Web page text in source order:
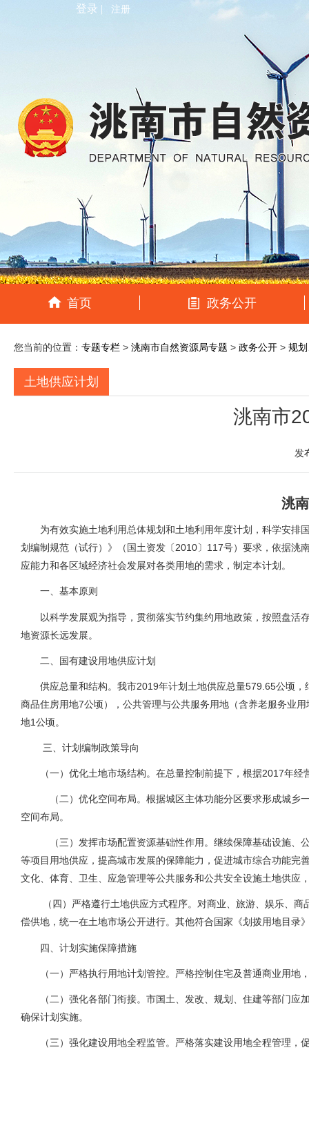
登录 | 注册
首页 政务公开
您当前的位置： 专题专栏 > 洮南市自然资源局专题 > 政务公开 > 规
土地供应计划
洮南市
发
洮
为有效实施土地利用总体规划和土地利用年度计划，科学安排
划编制规范（试行）》（国土资发〔2010〕 117号）要求，依据洮
应能力和各区域经济社会发展对各类用地的需求，制定本计划。
一、基本原则
以科学发展观为指导，贯彻落实节约集约用地政策，按照盘活
地资源长远发展。
二、国有建设用地供应计划
供应总量和结构。我市2019年计划土地供应总量579.65公顷，
商品住房用地7公顷），公共管理与公共服务用地（含养老服务业
地1公顷。
三、计划编制政策导向
（一）优化土地市场结构。在总量控制前提下，根据2017年经
（二）优化空间布局。根据城区主体功能分区要求形成城
空间布局。
（三）发挥市场配置资源基础性作用。继续保障基础设施
等项目用地供应，提高城市发展的保障能力，促进城市综合功能
文化、体育、卫生、应急管理等公共服务和公共安全设施土地供应
（四）严格遵行土地供应方式程序。对商业、旅游、娱乐、
偿供地，统一在土地市场公开进行。其他符合国家《划拨用地目录
四、计划实施保障措施
（一）严格执行用地计划管控。严格控制住宅及普通商业用地
（二）强化各部门衔接。市国土、发改、规划、住建等部门应
确保计划实施。
（三）强化建设用地全程监管。严格落实建设用地全程管理，